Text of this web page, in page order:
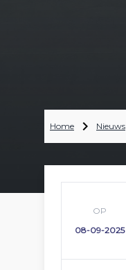
Home Nieuws
OP
08-09-2025